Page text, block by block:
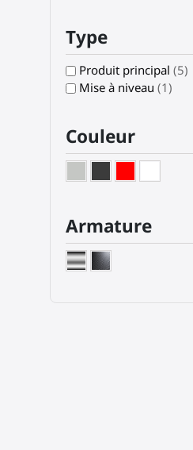
Type
Produit principal (5)
Mise à niveau (1)
Couleur
Armature